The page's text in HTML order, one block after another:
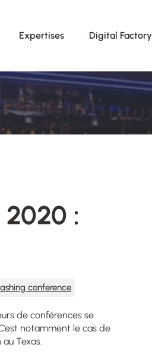
Expertises Digital Factory
:
conference
de conférences se
notamment le cas de
Texas.